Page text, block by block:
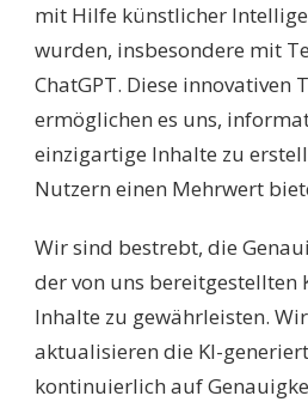
mit Hilfe künstlicher
wurden, insbesondere mit
ChatGPT. Diese innovativen
ermöglichen es uns,
einzigartige Inhalte zu
Nutzern einen Mehrwert
Wir sind bestrebt, die
der von uns bereitgestellten
Inhalte zu gewährleisten.
aktualisieren die KI-
kontinuierlich auf